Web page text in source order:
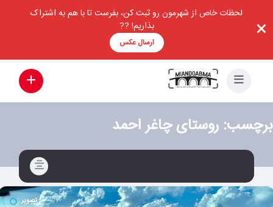
لحظات خاص از شهرمون رو ثبت کن، بفرست تا با هم به اشتراک
بذاریم! ??
ارسال عکس
برچسب: روستای چاغر احمد
تصویر